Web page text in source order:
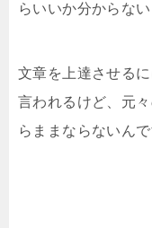
らいいか分からな
文章を上達させる
言われるけど、元
らままならないんで